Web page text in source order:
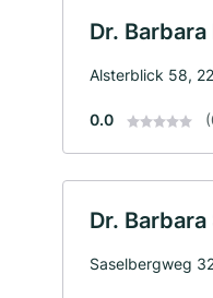
Dr.
Alsterblick 58,
0.0
Dr.
Saselbergweg